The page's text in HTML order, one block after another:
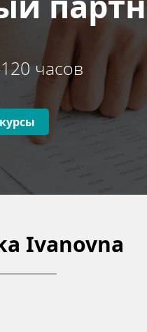
часов
Ivanovna